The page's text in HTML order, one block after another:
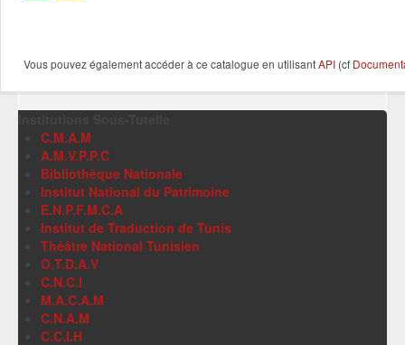
Vous pouvez également accéder à ce catalogue en utilisantAPI (cf
C.M.A.M
A.M.V.P.P.C
Bibliothèque Nationale
Institut National du Patrimoine
E.N.P.F.M.C.A
Institut de Traduction de Tunis
Théâtre National Tunisien
O.T.D.A.V
C.N.C.I
M.A.C.A.M
C.N.A.M
C.C.I.H